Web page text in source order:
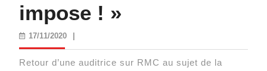
impose ! »
17/11/202017/11/2020
Retour d’une auditrice sur RMC au sujet de la